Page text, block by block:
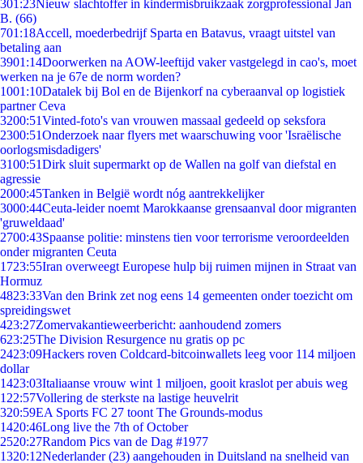
301:23Nieuw slachtoffer in kindermisbruikzaak zorgprofessional Jan
B. (66)
701:18Accell, moederbedrijf Sparta en Batavus, vraagt uitstel van
betaling aan
3901:14Doorwerken na AOW-leeftijd vaker vastgelegd in cao's, moet
werken na je 67e de norm worden?
1001:10Datalek bij Bol en de Bijenkorf na cyberaanval op logistiek
partner Ceva
3200:51Vinted-foto's van vrouwen massaal gedeeld op seksfora
2300:51Onderzoek naar flyers met waarschuwing voor 'Israëlische
oorlogsmisdadigers'
3100:51Dirk sluit supermarkt op de Wallen na golf van diefstal en
agressie
2000:45Tanken in België wordt nóg aantrekkelijker
3000:44Ceuta-leider noemt Marokkaanse grensaanval door migranten
'gruweldaad'
2700:43Spaanse politie: minstens tien voor terrorisme veroordeelden
onder migranten Ceuta
1723:55Iran overweegt Europese hulp bij ruimen mijnen in Straat van
Hormuz
4823:33Van den Brink zet nog eens 14 gemeenten onder toezicht om
spreidingswet
423:27Zomervakantieweerbericht: aanhoudend zomers
623:25The Division Resurgence nu gratis op pc
2423:09Hackers roven Coldcard-bitcoinwallets leeg voor 114 miljoen
dollar
1423:03Italiaanse vrouw wint 1 miljoen, gooit kraslot per abuis weg
1 22:57Vollering de sterkste na lastige heuvelrit
320:59EA Sports FC 27 toont The Grounds-modus
1420:46Long live the 7th of October
2520:27Random Pics van de Dag #1977
1320:12Nederlander (23) aangehouden in Duitsland na snelheid van